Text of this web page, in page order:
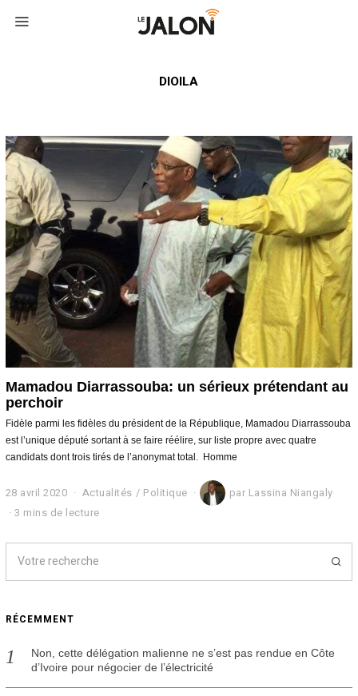
DIOILA
Mamadou Diarrassouba: un sérieux prétendant au
perchoir
Fidèle parmi les fidèles du président de la République, Mamadou Diarrassouba
est l’unique député sortant à se faire réélire, sur liste propre avec quatre
candidats dont trois tirés de l’anonymat total. Homme
28 avril 2020
8
a
i
l
2
Actualités / Politique par Lassina Niangaly
3 mins de lecture
RÉCEMMENT
Non, cette délégation malienne ne s’est pas rendue en Côte
d’Ivoire pour négocier de l’électricité